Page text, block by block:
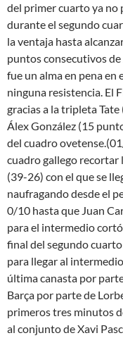
del primer cuarto ya no
durante el segundo
la ventaja hasta
puntos consecutivos
fue un alma en pena
ninguna resistencia. El
gracias a la tripleta
Álex González (15
del cuadro
cuadro gallego recortar
(39-26) con el que se
naufragando desde el
0/10 hasta que Juan
para el intermedio
final del segundo
para llegar al
última canasta por
Barça por parte de
primeros tres minutos
al conjunto de Xavi